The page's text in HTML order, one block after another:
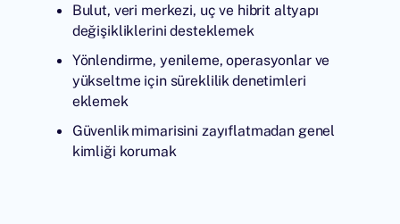
Bulut, veri merkezi, uç ve hibrit altyapı
değişikliklerini desteklemek
Yönlendirme, yenileme, operasyonlar ve
yükseltme için süreklilik denetimleri
eklemek
Güvenlik mimarisini zayıflatmadan genel
kimliği korumak